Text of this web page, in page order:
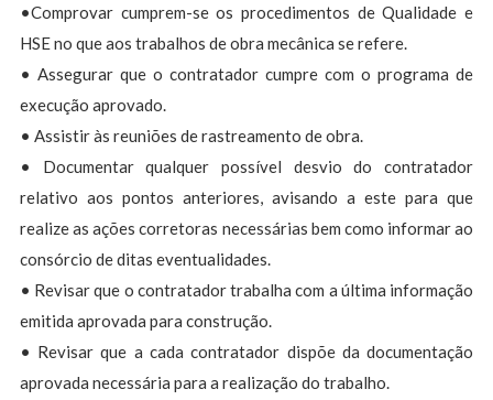
•Comprovar cumprem-se os procedimentos de Qualidade e
HSE no que aos trabalhos de obra mecânica se refere.
• Assegurar que o contratador cumpre com o programa de
execução aprovado.
• Assistir às reuniões de rastreamento de obra.
• Documentar qualquer possível desvio do contratador
relativo aos pontos anteriores, avisando a este para que
realize as ações corretoras necessárias bem como informar ao
consórcio de ditas eventualidades.
• Revisar que o contratador trabalha com a última informação
emitida aprovada para construção.
• Revisar que a cada contratador dispõe da documentação
aprovada necessária para a realização do trabalho.